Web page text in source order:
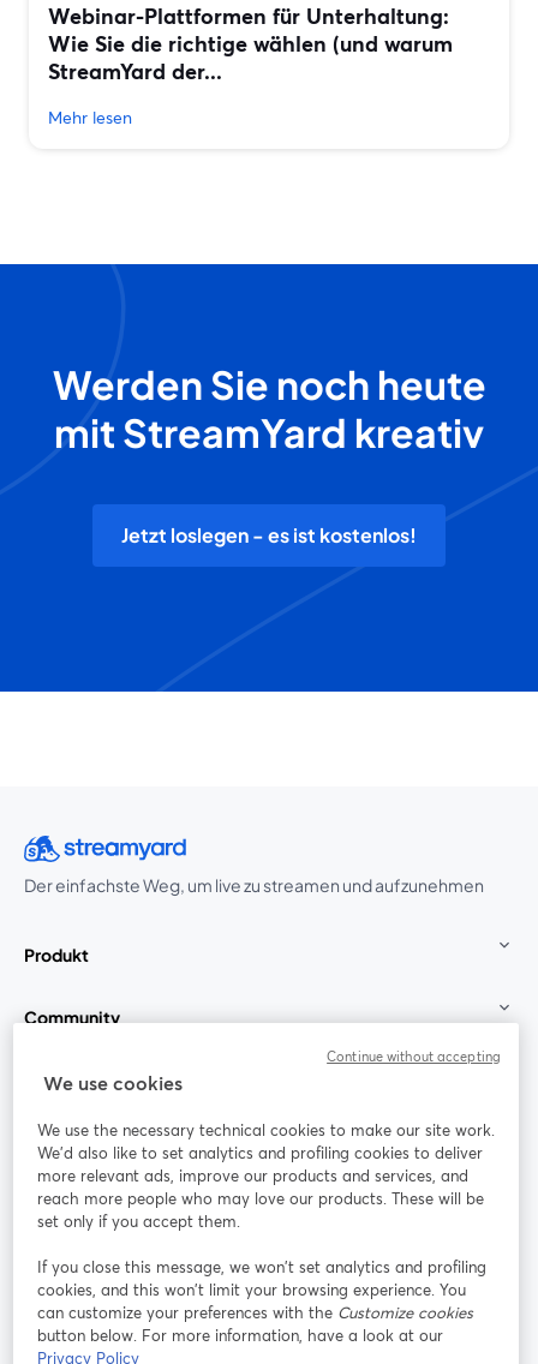
Webinar-Plattformen für Unterhaltung:
Wie Sie die richtige wählen (und warum
StreamYard der...
Mehr lesen
Werden Sie noch heute
mit StreamYard kreativ
Jetzt loslegen - es ist kostenlos!
Der einfachste Weg, um live zu streamen und aufzunehmen
Produkt
Community
StreamYard für
Mitmachen
Webinar Facebook
wird in einem neuen Tab geöffnet
X (Twitter)
wird in einem neuen Tab geöffnet
We use cookies
We use the necessary technical cookies to make our site work.
We'd also like to set analytics and profiling cookies to deliver
more relevant ads, improve our products and services, and
reach more people who may love our products. These will be
set only if you accept them.
If you close this message, we won’t set analytics and profiling
cookies, and this won’t limit your browsing experience. You
can customize your preferences with the Customize cookies
button below. For more information, have a look at our
Privacy Policy
Continue without accepting